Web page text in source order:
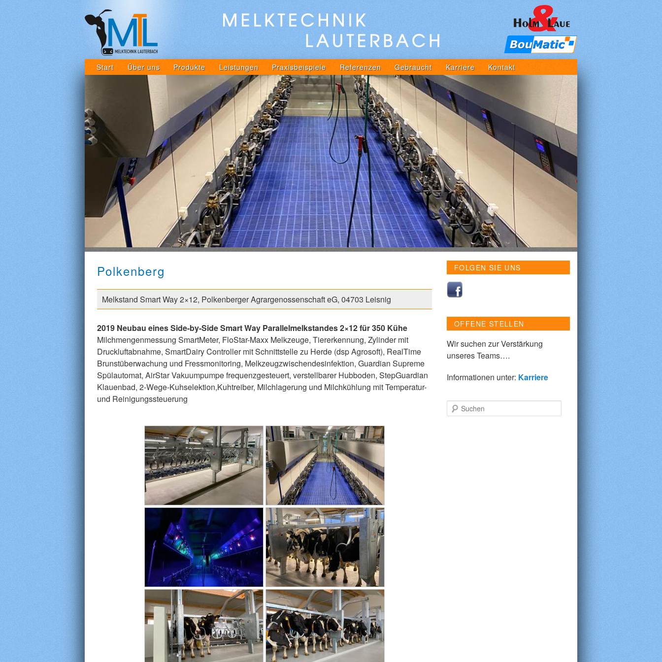
Start Über uns Produkte Leistungen Praxisbeispiele Referenzen Gebraucht Karriere Kontakt
Polkenberg
Melkstand Smart Way 2×12, Polkenberger Agrargenossenschaft eG, 04703 Leisnig
2019 Neubau eines Side-by-Side Smart Way Parallelmelkstandes 2×12 für 350 Kühe
Milchmengenmessung SmartMeter, FloStar-Maxx Melkzeuge, Tiererkennung, Zylinder mit
Druckluftabnahme, SmartDairy Controller mit Schnittstelle zu Herde (dsp Agrosoft), RealTime
Brunstüberwachung und Fressmonitoring, Melkzeugzwischendesinfektion, Guardian Supreme
Spülautomat, AirStar Vakuumpumpe frequenzgesteuert, verstellbarer Hubboden, StepGuardian
Klauenbad, 2-Wege-Kuhselektion,Kuhtreiber, Milchlagerung und Milchkühlung mit Temperatur-
und Reinigungssteuerung
FOLGEN SIE UNS
OFFENE STELLEN
Wir suchen zur Verstärkung
unseres Teams….
Informationen unter: Karriere
Suchen